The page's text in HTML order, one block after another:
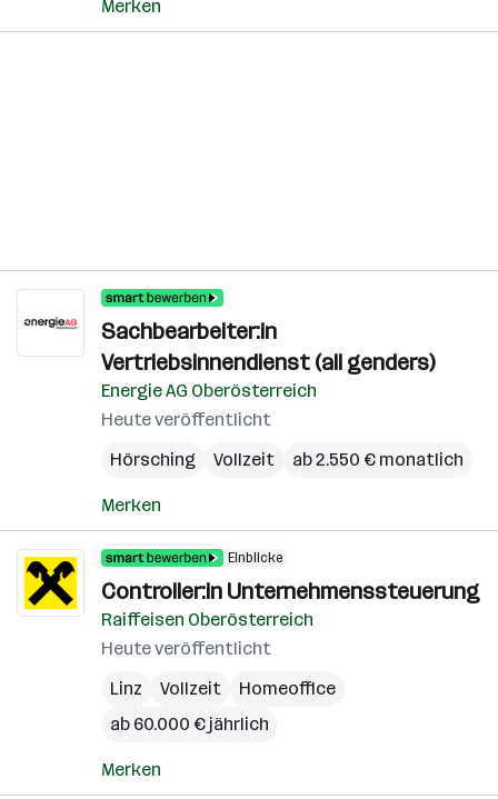
Merken
Sachbearbeiter:in
Vertriebsinnendienst (all genders)
Energie AG Oberösterreich
Heute veröffentlicht
Hörsching
Vollzeit ab 2.550 € monatlich
Merken
Einblicke
Controller:in Unternehmenssteuerung
Raiffeisen Oberösterreich
Heute veröffentlicht
Linz
Vollzeit
Homeoffice
ab 60.000 € jährlich
Merken